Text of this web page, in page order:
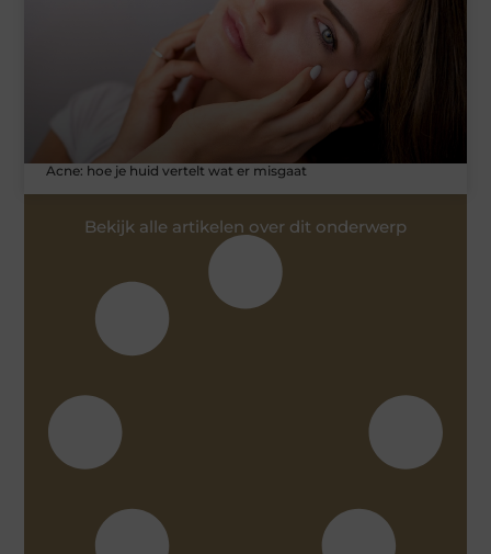
Acne: hoe je huid vertelt wat er misgaat
Bekijk alle artikelen over dit onderwerp